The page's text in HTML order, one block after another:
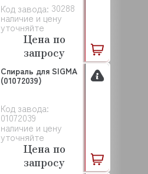
Код завода: 30288
наличие и цену
уточняйте
Цена по
запросу
Код завода:
01072039
наличие и цену
уточняйте
Спираль для SIGMA
(01072039)
Цена по
запросу